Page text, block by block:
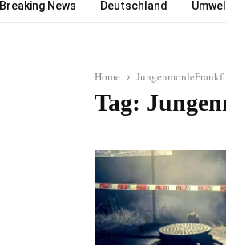
Breaking News Deutschland
Home
Tag: